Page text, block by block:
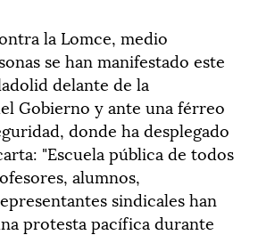
la Lomce, medio
se han manifestado este
delante de la
Gobierno y ante una férreo
donde ha desplegado
"Escuela pública de todos
alumnos,
sindicales han
protesta pacífica durante